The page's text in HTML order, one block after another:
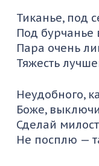
Тиканье, под
Под бурчанье
Пара очень
Тяжесть
Неудобного,
Боже,
Сделай
Не посплю —